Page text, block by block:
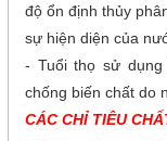
độ ổn định thủy
sự hiện diện của
- Tuổi thọ sử
chống biến chất do
CÁC CHỈ TIÊU